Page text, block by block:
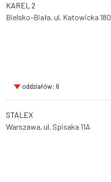
KAREL 2
Bielsko-Biała, ul. Katowicka 180
oddziałów: 6
STALEX
Warszawa, ul. Spisaka 11A